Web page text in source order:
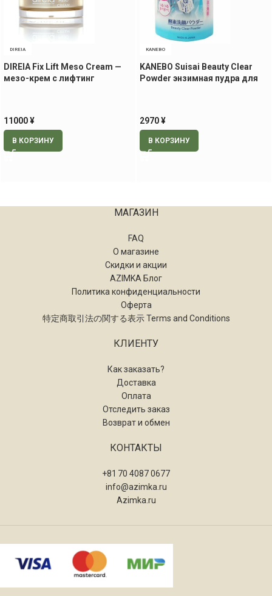
DIREIA
DIREIA Fix Lift Meso Cream —
мезо-крем с лифтинг
11000¥
В КОРЗИНУ
KANEBO
KANEBO Suisai Beauty Clear
Powder энзимная пудра для
2970¥
В КОРЗИНУ
МАГАЗИН
FAQ
О магазине
Скидки и акции
AZIMKA Блог
Политика конфиденциальности
Оферта
特定商取引法の関する表示 Terms and Conditions
КЛИЕНТУ
Как заказать?
Доставка
Оплата
Отследить заказ
Возврат и обмен
КОНТАКТЫ
+81 70 4087 0677
info@azimka.ru
Azimka.ru